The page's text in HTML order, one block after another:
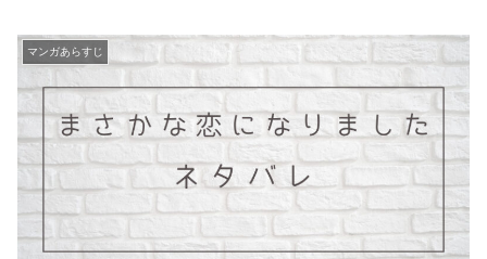
u
e
マンガあらすじ